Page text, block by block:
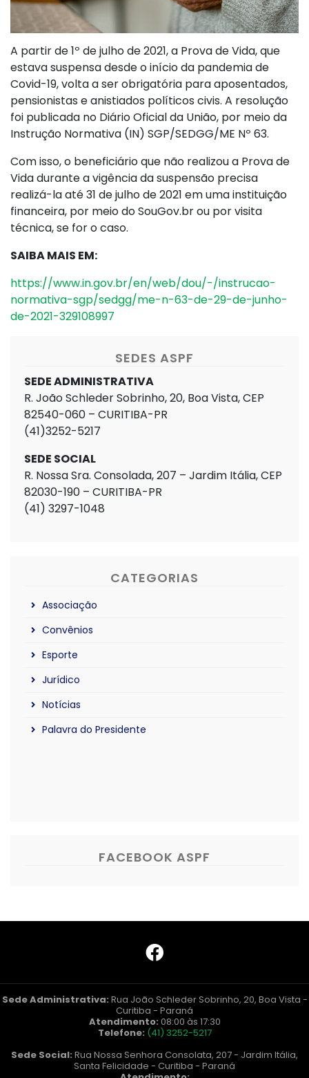
A partir de 1º de julho de 2021, a Prova de Vida, que
estava suspensa desde o início da pandemia de
Covid-19, volta a ser obrigatória para aposentados,
pensionistas e anistiados políticos civis. A resolução
foi publicada no Diário Oficial da União, por meio da
Instrução Normativa (IN) SGP/SEDGG/ME Nº 63.
Com isso, o beneficiário que não realizou a Prova de
Vida durante a vigência da suspensão precisa
realizá-la até 31 de julho de 2021 em uma instituição
financeira, por meio do SouGov.br ou por visita
técnica, se for o caso.
SAIBA MAIS EM:
https://www.in.gov.br/en/web/dou/-/instrucao-
normativa-sgp/sedgg/me-n-63-de-29-de-junho-
de-2021-329108997
SEDES ASPF
SEDE ADMINISTRATIVA
R. João Schleder Sobrinho, 20, Boa Vista, CEP
82540-060 – CURITIBA-PR
(41)3252-5217
SEDE SOCIAL
R. Nossa Sra. Consolada, 207 – Jardim Itália, CEP
82030-190 – CURITIBA-PR
(41) 3297-1048
CATEGORIAS
Associação
Convênios
Esporte
Jurídico
Notícias
Palavra do Presidente
FACEBOOK ASPF
Sede Administrativa: Rua João Schleder Sobrinho, 20, Boa Vista -
Curitiba - Paraná
Atendimento: 08:00 às 17:30
Telefone: (41) 3252-5217
Sede Social: Rua Nossa Senhora Consolata, 207 - Jardim Itália,
Santa Felicidade - Curitiba - Paraná